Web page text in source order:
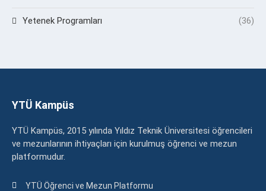
Yetenek Programları (36)
YTÜ Kampüs
YTÜ Kampüs, 2015 yılında Yıldız Teknik Üniversitesi öğrencileri
ve mezunlarının ihtiyaçları için kurulmuş öğrenci ve mezun
platformudur.
YTÜ Öğrenci ve Mezun Platformu